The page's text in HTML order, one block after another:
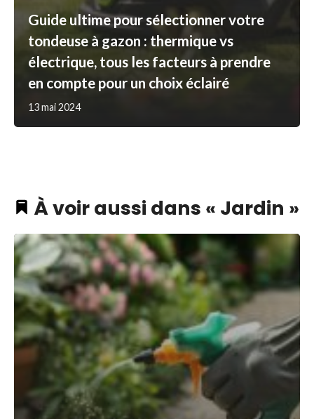
Guide ultime pour sélectionner votre
tondeuse à gazon : thermique vs
électrique, tous les facteurs à prendre
en compte pour un choix éclairé
13 mai 2024
À voir aussi dans « Jardin »